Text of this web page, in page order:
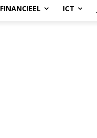
FINANCIEEL ICT